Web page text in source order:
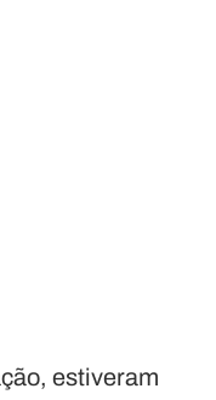
estiveram